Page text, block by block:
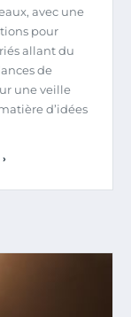
avec une
pour
allant du
de
une veille
d’idées